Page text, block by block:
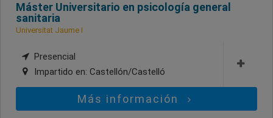
Máster Universitario en psicología general
sanitaria
Universitat Jaume I
Presencial
Impartido en: Castellón/Castelló
Más información